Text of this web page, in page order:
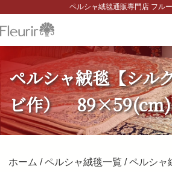
ペルシャ絨毯通販専門店 フル
ペルシャ絨毯【シル
ビ作）
ホーム /ペルシャ絨毯一覧 /ペルシャ